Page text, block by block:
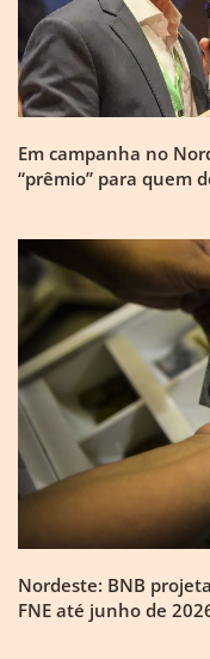
Em campanha no
“prêmio” para quem
Nordeste: BNB
FNE até junho de